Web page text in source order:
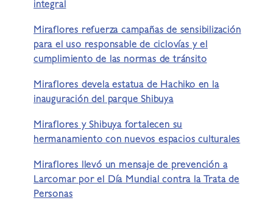
integral
Miraflores refuerza campañas de sensibilización
para el uso responsable de ciclovías y el
cumplimiento de las normas de tránsito
Miraflores devela estatua de Hachiko en la
inauguración del parque Shibuya
Miraflores y Shibuya fortalecen su
hermanamiento con nuevos espacios culturales
Miraflores llevó un mensaje de prevención a
Larcomar por el Día Mundial contra la Trata de
Personas